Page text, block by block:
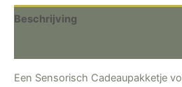
Beschrijving
Een Sensorisch Cadeaupakketje